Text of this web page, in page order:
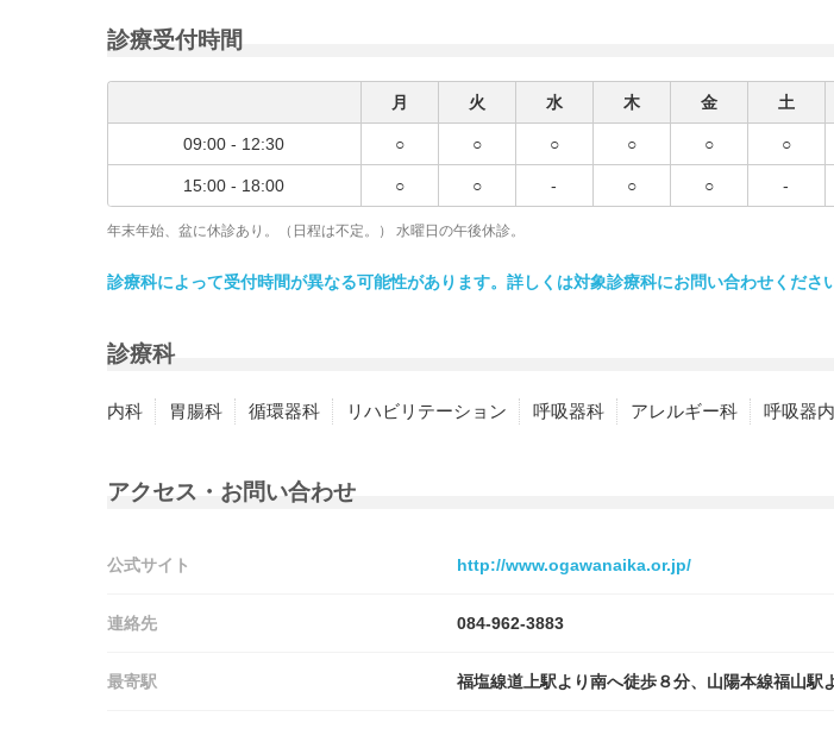
診療受付時間
月 火 水 木 金 土
09:00 - 12:30 ○ ○ ○ ○ ○ ○
15:00 - 18:00 ○ ○ - ○ ○ -
年末年始、盆に休診あり。（日程は不定。） 水曜日の午後休診。
診療科によって受付時間が異なる可能性があります。詳しくは対象診療科にお問い合わせください
診療科
内科 胃腸科 循環器科 リハビリテーション 呼吸器科 アレルギー科 呼吸器
アクセス・お問い合わせ
公式サイト http://www.ogawanaika.or.jp/
連絡先 084-962-3883
最寄駅 福塩線道上駅より南へ徒歩８分、山陽本線福山駅